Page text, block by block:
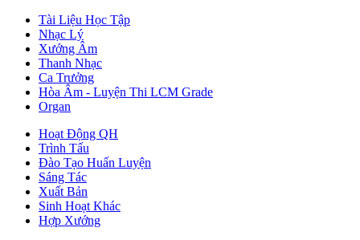
Tài Liệu Học Tập
Nhạc Lý
Xướng Âm
Thanh Nhạc
Ca Trưởng
Hòa Âm - Luyện Thi LCM Grade
Organ
Hoạt Động QH
Trình Tấu
Đào Tạo Huấn Luyện
Sáng Tác
Xuất Bản
Sinh Hoạt Khác
Hợp Xướng